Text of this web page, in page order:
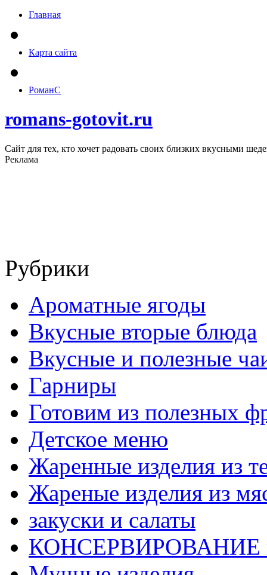
Главная
Карта сайта
РоманС
romans-gotovit.ru
Сайт для тех, кто хочет радовать своих близких вкусными
Реклама
Рубрики
Ароматные ягоды
Вкусные вторые блюда
Вкусные и полезные
Гарниры
Готовим из полезных
Детское меню
Жаренные изделия из
Жареные изделия из
закуски и салаты
КОНСЕРВИРОВАНИЕ